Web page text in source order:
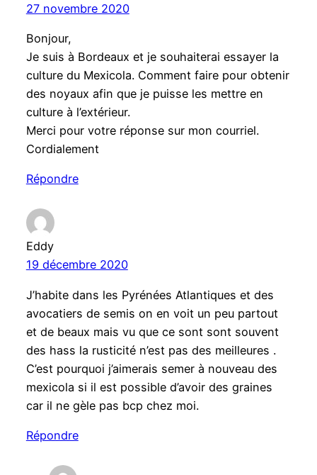
27 novembre 2020
Bonjour,
Je suis à Bordeaux et je souhaiterai essayer la
culture du Mexicola. Comment faire pour obtenir
des noyaux afin que je puisse les mettre en
culture à l’extérieur.
Merci pour votre réponse sur mon courriel.
Cordialement
Répondre
Eddy
19 décembre 2020
J’habite dans les Pyrénées Atlantiques et des
avocatiers de semis on en voit un peu partout
et de beaux mais vu que ce sont sont souvent
des hass la rusticité n’est pas des meilleures .
C’est pourquoi j’aimerais semer à nouveau des
mexicola si il est possible d’avoir des graines
car il ne gèle pas bcp chez moi.
Répondre